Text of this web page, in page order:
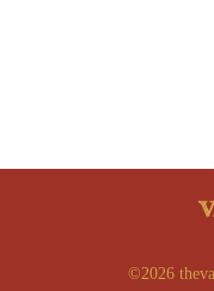
©2026